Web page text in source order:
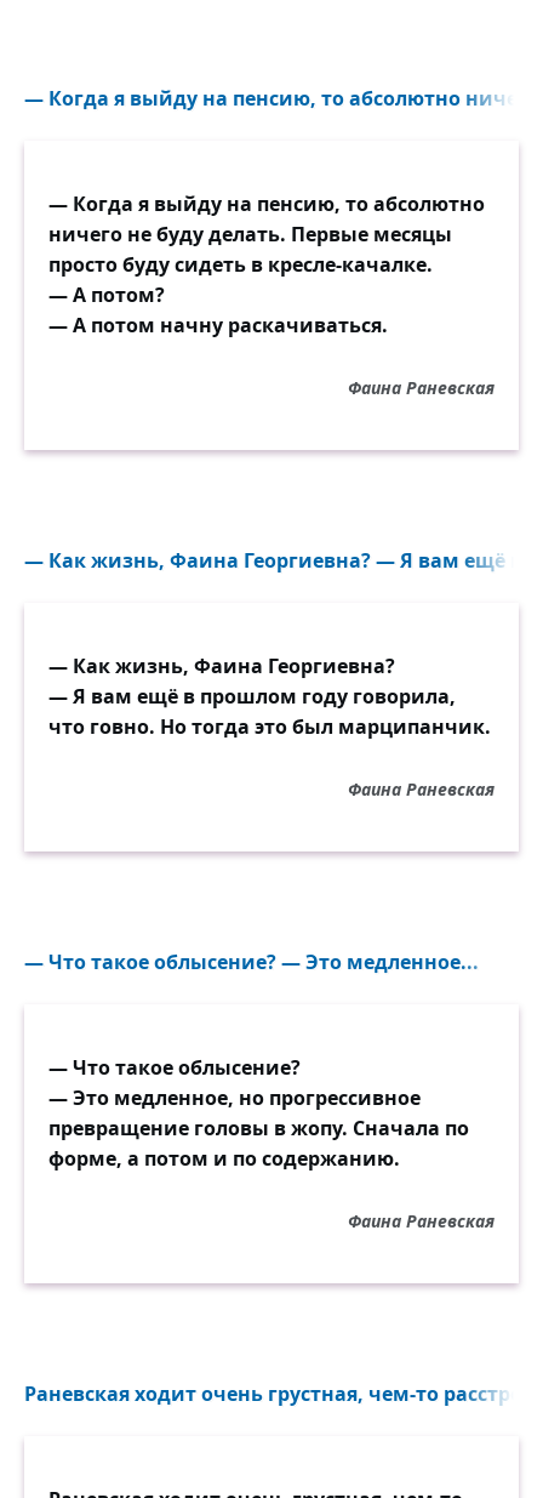
— Когда я выйду на пенсию, то абсолютно ничего
— Когда я выйду на пенсию, то абсолютно
ничего не буду делать. Первые месяцы
просто буду сидеть в кресле-качалке.
— А потом?
— А потом начну раскачиваться.
Фаина Раневская
— Как жизнь, Фаина Георгиевна? — Я вам ещё в
— Как жизнь, Фаина Георгиевна?
— Я вам ещё в прошлом году говорила,
что говно. Но тогда это был марципанчик.
Фаина Раневская
— Что такое облысение? — Это медленное...
— Что такое облысение?
— Это медленное, но прогрессивное
превращение головы в жопу. Сначала по
форме, а потом и по содержанию.
Фаина Раневская
Раневская ходит очень грустная, чем-то